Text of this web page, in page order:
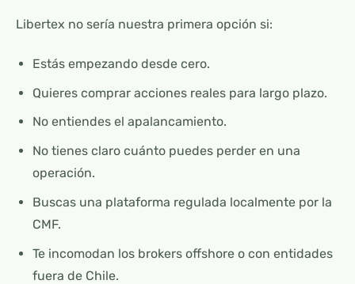
Libertex no sería nuestra primera opción si:
Estás empezando desde cero.
Quieres comprar acciones reales para largo plazo.
No entiendes el apalancamiento.
No tienes claro cuánto puedes perder en una
operación.
Buscas una plataforma regulada localmente por la
CMF.
Te incomodan los brokers offshore o con entidades
fuera de Chile.